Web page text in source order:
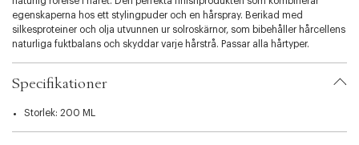
t
i
o
s
l
egenskaperna hos ett stylingpuder och en hårspray. Berikad med
silkesproteiner och olja utvunnen ur solroskärnor, som bibehåller hårcellens
naturliga fuktbalans och skyddar varje hårstrå. Passar alla hårtyper.
Specifikationer
Storlek: 200 ML